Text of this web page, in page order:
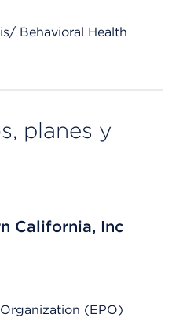
Behavioral Health
planes y
California, Inc
(EPO)